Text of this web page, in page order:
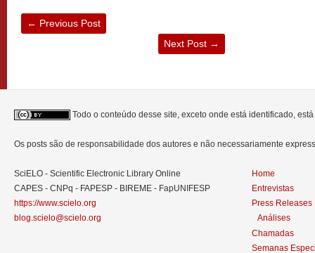
← Previous Post
Next Post →
Todo o conteúdo desse site, exceto onde está identificado,
Os posts são de responsabilidade dos autores e não necessariamente
SciELO - Scientific Electronic Library Online
CAPES - CNPq - FAPESP - BIREME - FapUNIFESP
https://www.scielo.org
blog.scielo@scielo.org
Home
Entrevistas
Press Releases
Análises
Chamadas
Semanas